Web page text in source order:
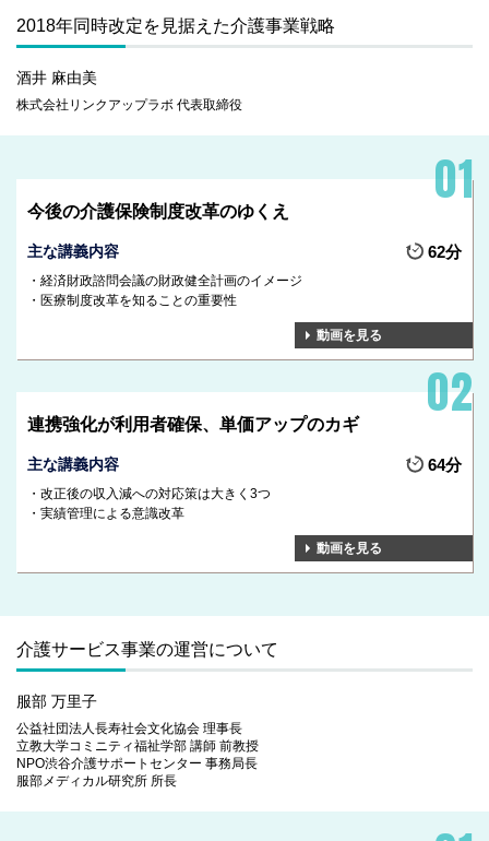
2018年同時改定を見据えた介護事業戦略
酒井 麻由美
株式会社リンクアップラボ 代表取締役
今後の介護保険制度改革のゆくえ
主な講義内容 62分
経済財政諮問会議の財政健全計画のイメージ
医療制度改革を知ることの重要性
動画を見る
連携強化が利用者確保、単価アップのカギ
主な講義内容 64分
改正後の収入減への対応策は大きく3つ
実績管理による意識改革
動画を見る
介護サービス事業の運営について
服部 万里子
公益社団法人長寿社会文化協会 理事長
立教大学コミニティ福祉学部 講師 前教授
NPO渋谷介護サポートセンター 事務局長
服部メディカル研究所 所長